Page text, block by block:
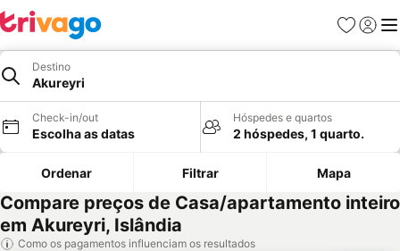
Favoritos
Iniciar
Destino
Akureyri
Check-in/out
Escolha as datas
Hóspedes e quartos
2 hóspedes, 1 quarto.
Ordenar Filtrar Mapa
Compare preços de Casa/apartamento inteiro
em Akureyri, Islândia
Como os pagamentos influenciam os resultados